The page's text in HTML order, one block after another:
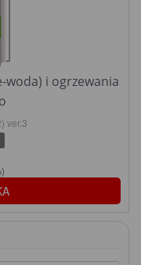
woda) i ogrzewania
ver.3